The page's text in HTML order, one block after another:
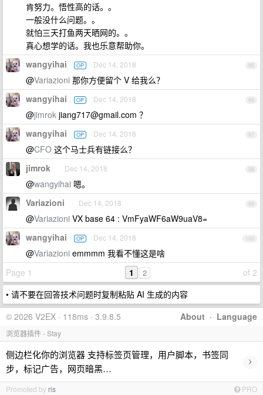
肯努力。悟性高的话。。
一般没什么问题。。
就怕三天打鱼两天晒网的。。
真心想学的话。我也乐意帮助你。
95
wangyihai OP Dec 14, 2018
@Variazioni 那你方便留个 V 给我么？
96
wangyihai OP Dec 14, 2018
@jimrok jiang717@gmail.com ？
97
wangyihai OP Dec 14, 2018
@CFO 这个马士兵有链接么？
98
jimrok Dec 14, 2018
@wangyihai 嗯。
99
Variazioni Dec 14, 2018
@Variazioni VX base 64 : VmFyaWF6aW9uaV8=
100
wangyihai OP Dec 14, 2018
@Variazioni emmmm 我看不懂这是啥
Page 1
of 2
1 2
• 请不要在回答技术问题时复制粘贴 AI 生成的内容
About · Language
© 2026 V2EX · 118ms · 3.9.8.5
浏览器插件 - Stay
侧边栏化你的浏览器 支持标签页管理，用户脚本，书签同
步，标记广告，网页暗黑…
›
Promoted by ris PRO